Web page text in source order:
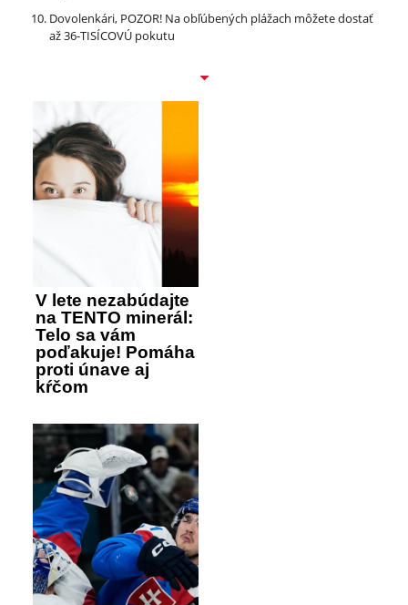
Dovolenkári, POZOR! Na obľúbených plážach môžete dostať
až 36-TISÍCOVÚ pokutu
V lete nezabúdajte
na TENTO minerál:
Telo sa vám
poďakuje! Pomáha
proti únave aj
kŕčom